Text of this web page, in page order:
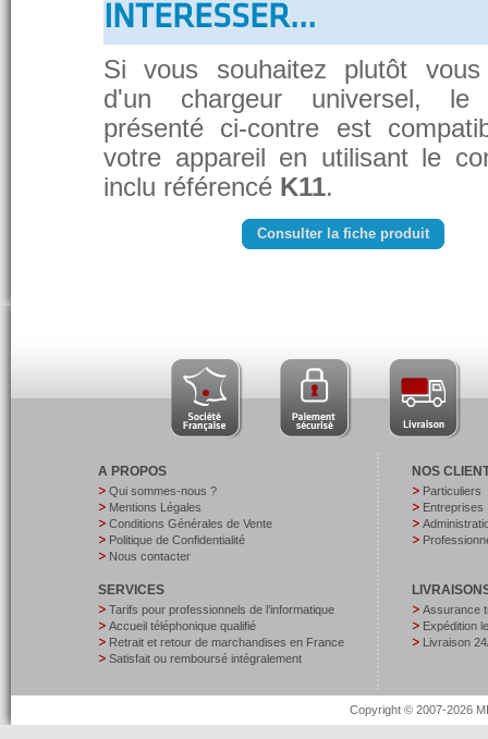
INTERESSER...
Si vous souhaitez plutôt vous
d'un chargeur universel, le
présenté ci-contre est
votre appareil en utilisant le
inclu référencé K11.
Consulter la fiche produit
A PROPOS
Qui sommes-nous ?
Mentions Légales
Conditions Générales de Vente
Politique de Confidentialité
Nous contacter
SERVICES
Tarifs pour professionnels de l’informatique
Accueil téléphonique qualifié
Retrait et retour de marchandises en France
Satisfait ou remboursé intégralement
NOS
Particuliers
Entreprises
Assurance
Expédition
Livraison
Copyright © 2007-2026